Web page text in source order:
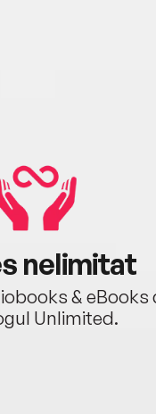
nelimitat
& eBooks
Unlimited.